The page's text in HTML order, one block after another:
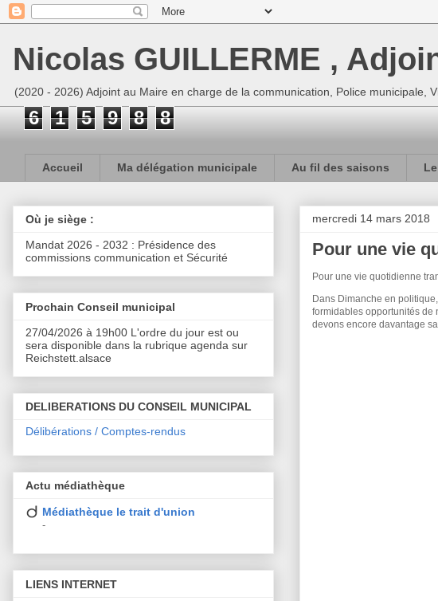
Nicolas GUILLERME ,
(2020 - 2026) Adjoint au Maire en charge de la communication, Police municipale,
6 1 5 9 8 8
Accueil Ma délégation municipale Au fil des saisons
mercredi 14 mars 2018
Pour une vie
Pour une vie quotidienne
Dans Dimanche en
formidables opportunités de
devons encore davantage
Où je siège :
Mandat 2026 - 2032 : Présidence des
commissions communication et Sécurité
Prochain Conseil municipal
27/04/2026 à 19h00 L'ordre du jour est ou
sera disponible dans la rubrique agenda sur
Reichstett.alsace
DELIBERATIONS DU CONSEIL MUNICIPAL
Délibérations / Comptes-rendus
Actu médiathèque
Médiathèque le trait d'union
-
LIENS INTERNET